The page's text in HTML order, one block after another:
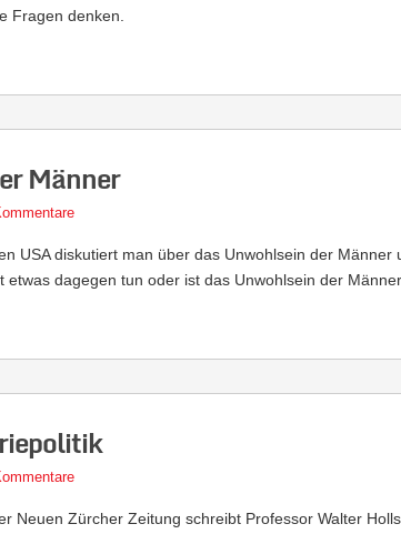
Fragen denken.
Männer
USA diskutiert man über das Unwohlsein der Männer
etwas dagegen tun oder ist das Unwohlsein der
Neuen Zürcher Zeitung schreibt Professor Walter